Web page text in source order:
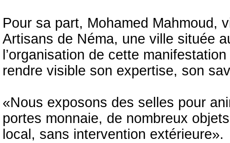
Pour sa part, Mohamed Mahmoud,
Artisans de Néma, une ville située
l’organisation de cette
rendre visible son expertise, son
«Nous exposons des selles pour
portes monnaie, de nombreux
local, sans intervention extérieure».